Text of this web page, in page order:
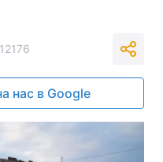
12176
нас в Google